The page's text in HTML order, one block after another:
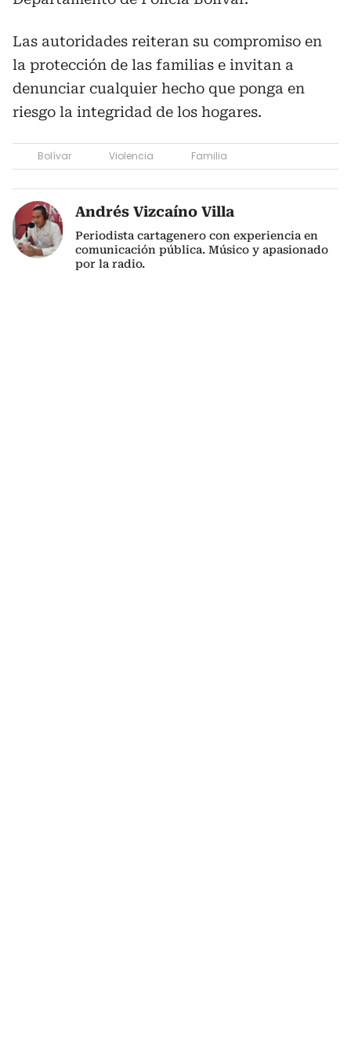
Las autoridades reiteran su compromiso en
la protección de las familias e invitan a
denunciar cualquier hecho que ponga en
riesgo la integridad de los hogares.
Bolívar Violencia Familia
Andrés Vizcaíno Villa
Periodista cartagenero con experiencia en
comunicación pública. Músico y apasionado
por la radio.